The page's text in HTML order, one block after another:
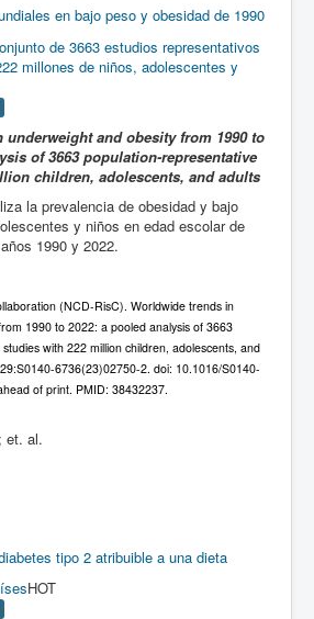
en bajo peso y obesidad de 1990
de 3663 estudios representativos
millones de niños, adolescentes y
underweight and obesity from 1990 to
of 3663 population-representative
children, adolescents, and adults
la prevalencia de obesidad y bajo
y niños en edad escolar de
1990 y 2022.
(NCD-RisC). Worldwide trends in
1990 to 2022: a pooled analysis of 3663
with 222 million children, adolescents, and
6736(23)02750-2. doi: 10.1016/S0140-
of print. PMID: 38432237.
et. al.
tipo 2 atribuible a una dieta
HOT